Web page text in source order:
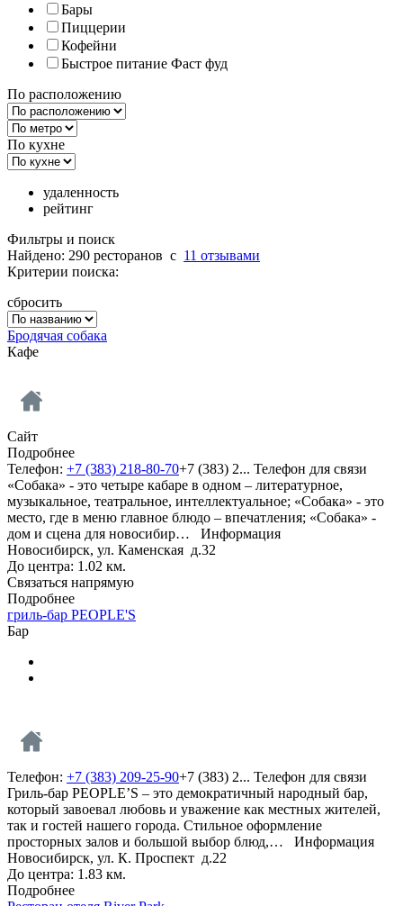
Бары
Пиццерии
Кофейни
Быстрое питание Фаст фуд
По расположению
По кухне
удаленность
рейтинг
Фильтры и поиск
Найдено: 290 ресторанов c 11 отзывами
Критерии поиска:
сбросить
Бродячая собака
Кафе
Сайт
Подробнее
Телефон: +7 (383) 218-80-70+7 (383) 2... Телефон для связи
«Собака» - это четыре кабаре в одном – литературное,
музыкальное, театральное, интеллектуальное; «Собака» - это
место, где в меню главное блюдо – впечатления; «Собака» -
дом и сцена для новосибир… Информация
Новосибирск, ул. Каменская д.32
До центра: 1.02 км.
Связаться напрямую
Подробнее
гриль-бар PEOPLE'S
Бар
Телефон: +7 (383) 209-25-90+7 (383) 2... Телефон для связи
Гриль-бар PEOPLE’S – это демократичный народный бар,
который завоевал любовь и уважение как местных жителей,
так и гостей нашего города. Стильное оформление
просторных залов и большой выбор блюд,… Информация
Новосибирск, ул. К. Проспект д.22
До центра: 1.83 км.
Подробнее